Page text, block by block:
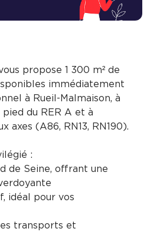
propose 1 300 m² de
immédiatement
à Rueil-Malmaison, à
du RER A et à
axes (A86, RN13, RN190).
:
de Seine, offrant une
idéal pour vos
transports et